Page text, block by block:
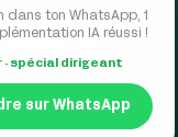
dans ton WhatsApp, 1
IA réussi !
· spécial dirigeant
sur WhatsApp